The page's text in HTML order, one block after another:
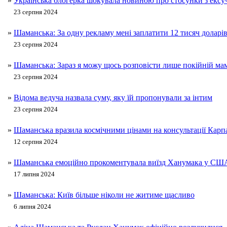
23 серпня 2024
» Шаманська: За одну рекламу мені заплатити 12 тисяч доларів
23 серпня 2024
» Шаманська: Зараз я можу щось розповісти лише покійній
23 серпня 2024
» Відома ведуча назвала суму, яку їй пропонували за інтим
23 серпня 2024
» Шаманська вразила космічними цінами на консультації
12 серпня 2024
» Шаманська емоційно прокоментувала виїзд Ханумака у
17 липня 2024
» Шаманська: Київ більше ніколи не житиме щасливо
6 липня 2024